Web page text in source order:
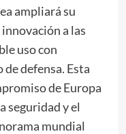
ampliará su
a las
uso con
defensa. Esta
de Europa
seguridad y el
mundial